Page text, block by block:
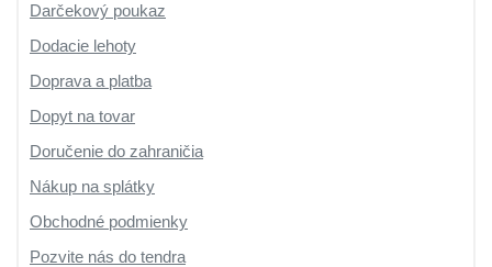
Darčekový poukaz
Dodacie lehoty
Doprava a platba
Dopyt na tovar
Doručenie do zahraničia
Nákup na splátky
Obchodné podmienky
Pozvite nás do tendra